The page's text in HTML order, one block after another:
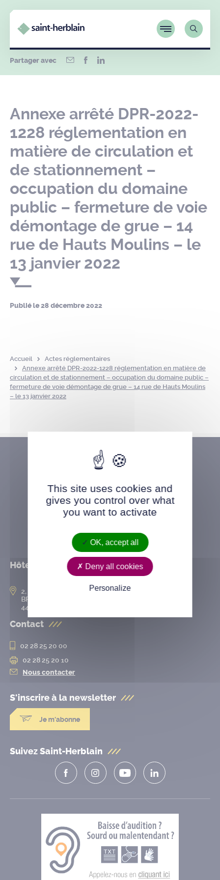
Partager avec
Annexe arrêté DPR-2022-
1228 réglementation en
matière de circulation et
de stationnement –
occupation du domaine
public – fermeture de voie
démontage de grue – 14
rue de Hauts Moulins – le
13 janvier 2022
Publié le28 décembre 2022
Accueil
Actes réglementaires
Annexe arrêté DPR-2022-1228 réglementation en matière de
circulation et de stationnement – occupation du domaine public –
fermeture de voie démontage de grue – 14 rue de Hauts Moulins
– le 13 janvier 2022
Hôtel de ville
2, rue de l’Hôtel-de-Ville
BP 50167
44802 Saint-Herblain cedex
Contact
02 28 25 20 00
02 28 25 20 10
Nous contacter
S'inscrire à la newsletter
Je m'abonne
Suivez Saint-Herblain
This site uses cookies and
gives you control over what
you want to activate
OK, accept all
Deny all cookies
Personalize